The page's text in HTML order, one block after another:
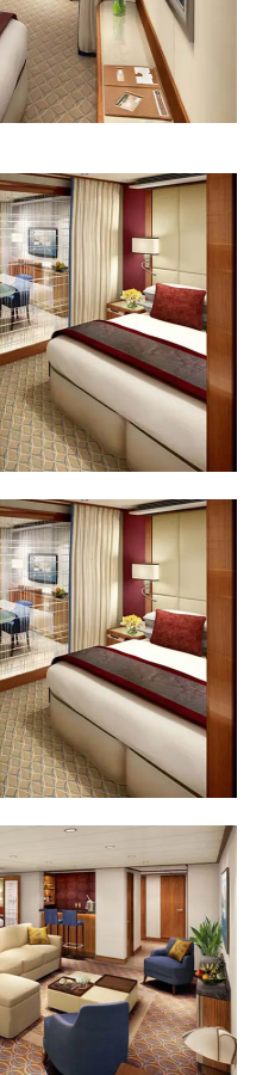
Unite che dell'OMS, Hong
aspettativa di vita di